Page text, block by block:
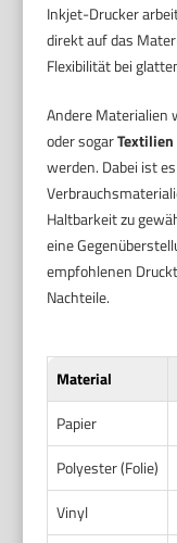
Inkjet-Drucker
direkt auf das
Flexibilität bei
Andere Materialien
oder sogarTextilien
werden. Dabei ist
Haltbarkeit zu
eine
empfohlenen
Nachteile.
Material
Papier
Polyester (Folie)
Vinyl